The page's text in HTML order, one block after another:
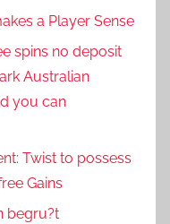
a Player Sense
spins no deposit
Australian
you can
Twist to possess
Gains
begru?t